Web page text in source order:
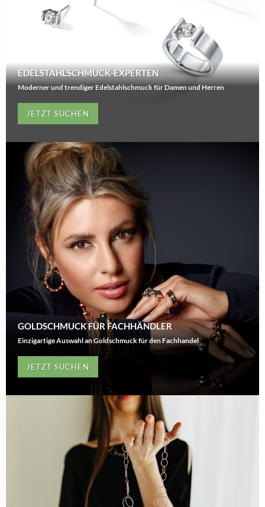
EDELSTAHLSCHMUCK-EXPERTEN
Moderner und trendiger Edelstahlschmuck für Damen und Herren
JETZT SUCHEN
GOLDSCHMUCK FÜR FACHHÄNDLER
Einzigartige Auswahl an Goldschmuck für den Fachhandel
JETZT SUCHEN